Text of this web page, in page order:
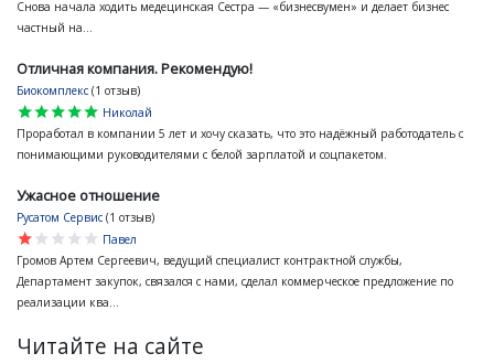
Снова начала ходить медецинская Сестра — «бизнесвумен» и делает бизнес
частный на...
Отличная компания. Рекомендую!
Биокомплекс (1 отзыв)
star
star
star
star
star
Николай
Проработал в компании 5 лет и хочу сказать, что это надёжный работодатель с
понимающими руководителями с белой зарплатой и соцпакетом.
Ужасное отношение
Русатом Сервис (1 отзыв)
star
star
star
star
star
Павел
Громов Артем Сергеевич, ведущий специалист контрактной службы,
Департамент закупок, связался с нами, сделал коммерческое предложение по
реализации ква...
Читайте на сайте